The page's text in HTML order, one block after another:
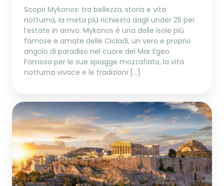
Scopri Mykonos: tra bellezza, storia e vita
notturna, la meta più richiesta dagli under 25 per
l’estate in arrivo. Mykonos è una delle isole più
famose e amate delle Cicladi, un vero e proprio
angolo di paradiso nel cuore del Mar Egeo.
Famosa per le sue spiagge mozzafiato, la vita
notturna vivace e le tradizioni […]